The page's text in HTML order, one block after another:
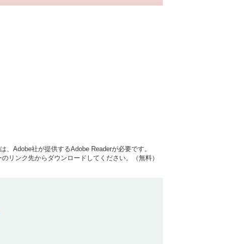
、Adobe社が提供するAdobe Readerが必要です。
リンク先からダウンロードしてください。（無料）